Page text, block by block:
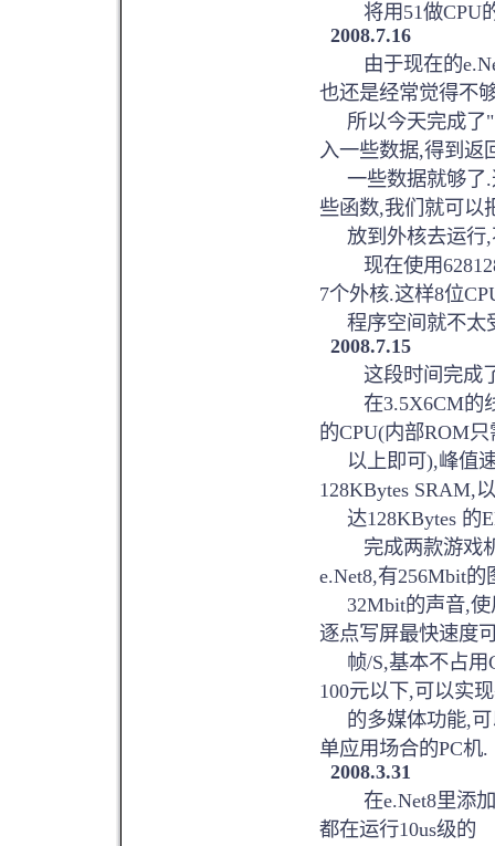
将用51做CPU的
2008.7.16
由于现在的
也还是经常觉得不
所以今天完成了"
入一些数据,得到返
一些数据就够了.
些函数,我们就可以
放到外核去运行,
现在使用628128
7个外核.这样8位
程序空间就不太
2008.7.15
这段时间完成
在3.5X6CM的线
的CPU(内部ROM
以上即可),峰值速
128KBytes SRAM,
达128KBytes 的
完成两款游戏机
e.Net8,有256Mbit的
32Mbit的声音,使
逐点写屏最快速度
帧/S,基本不占用
100元以下,可以实
的多媒体功能,可
单应用场合的PC机.
2008.3.31
在e.Net8里添加
都在运行10us级的